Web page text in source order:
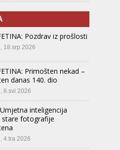
Pozdrav iz prošlosti
18.srp 2026
Primošten nekad –
danas 140. dio
8.svi 2026
inteligencija
stare fotografije
4.tra 2026